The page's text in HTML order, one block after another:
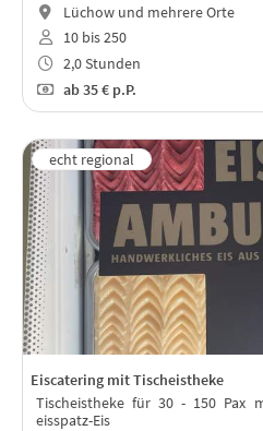
Lüchow und mehrere Orte
10 bis 250
2,0 Stunden
ab35 € p.P.
Eiscatering mit Tischeistheke
Tischeistheke für 30 - 150 Pax
eisspatz-Eis